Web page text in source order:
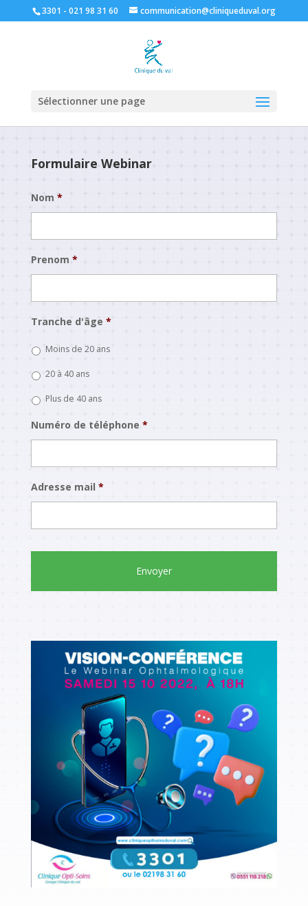
3301 - 021 98 31 60 communication@cliniqueduval.org
Sélectionner une page
Formulaire Webinar
Nom *
Prenom *
Tranche d'âge *
Moins de 20 ans
20 à 40 ans
Plus de 40 ans
Numéro de téléphone *
Adresse mail *